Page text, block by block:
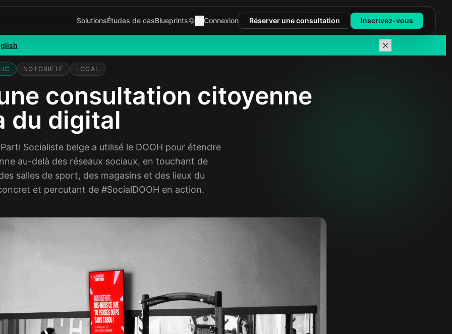
SolutionsÉtudes de casBlueprints Connexion Réserver une consultation Inscrivez-vous
Socialist Party
NOTORIÉTÉ LOCAL
consultation citoyenne
du digital
Socialiste belge a utilisé le DOOH pour étendre
au-delà des réseaux sociaux, en touchant de
salles de sport, des magasins et des lieux du
et percutant de #SocialDOOH en action.